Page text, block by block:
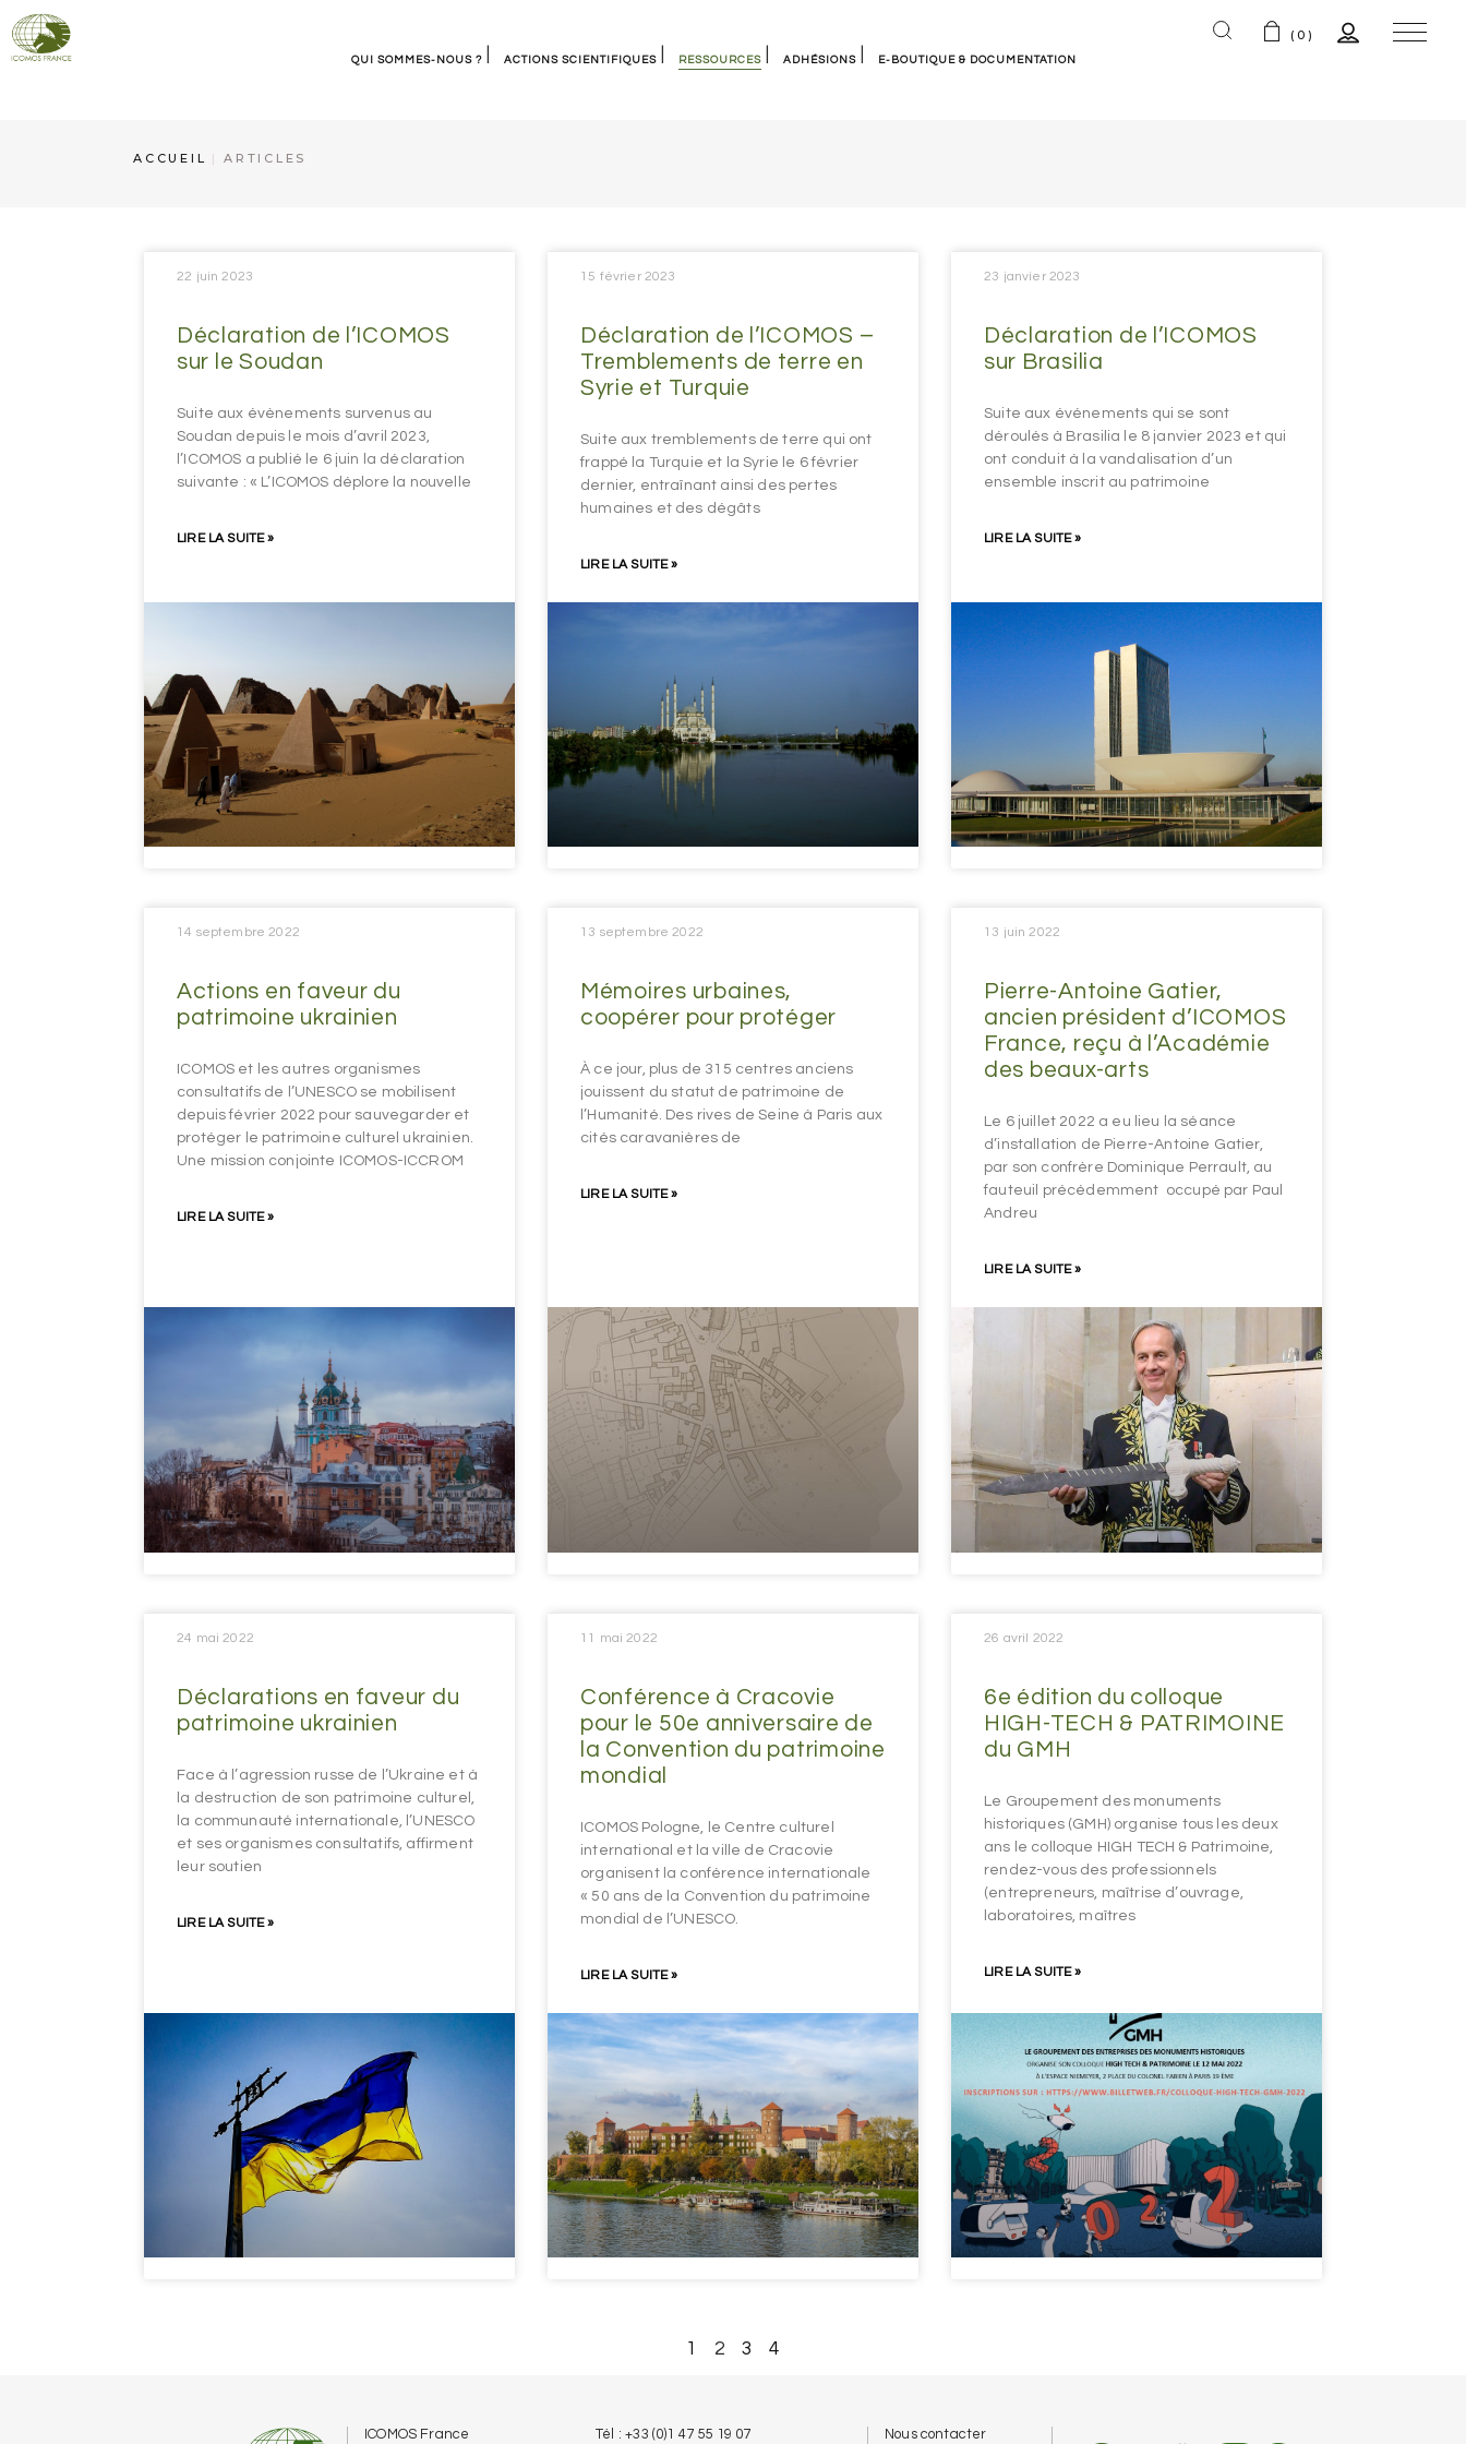
QUI SOMMES-NOUS ? ACTIONS SCIENTIFIQUES RESSOURCES
Articles
ADHÉSIONS E-BOUTIQUE & DOCUMENTATION
(0)
ACCUEIL ARTICLES
Déclaration de l’ICOMOS
sur le Soudan
Suite aux évènements survenus au
Soudan depuis le mois d’avril 2023,
l’ICOMOS a publié le 6 juin la déclaration
suivante : « L’ICOMOS déplore la nouvelle
LIRE LA SUITE »
22 juin 2023
Déclaration de l’ICOMOS –
Tremblements de terre en
Syrie et Turquie
Suite aux tremblements de terre qui ont
frappé la Turquie et la Syrie le 6 février
dernier, entraînant ainsi des pertes
humaines et des dégâts
LIRE LA SUITE »
15 février 2023
Déclaration de l’ICOMOS
sur Brasilia
Suite aux événements qui se sont
déroulés à Brasilia le 8 janvier 2023 et qui
ont conduit à la vandalisation d’un
ensemble inscrit au patrimoine
LIRE LA SUITE »
23 janvier 2023
Actions en faveur du
patrimoine ukrainien
ICOMOS et les autres organismes
consultatifs de l’UNESCO se mobilisent
depuis février 2022 pour sauvegarder et
protéger le patrimoine culturel ukrainien.
Une mission conjointe ICOMOS-ICCROM
LIRE LA SUITE »
14 septembre 2022
Mémoires urbaines,
coopérer pour protéger
À ce jour, plus de 315 centres anciens
jouissent du statut de patrimoine de
l’Humanité. Des rives de Seine à Paris aux
cités caravanières de
LIRE LA SUITE »
13 septembre 2022
Pierre-Antoine Gatier,
ancien président d’ICOMOS
France, reçu à l’Académie
des beaux-arts
Le 6 juillet 2022 a eu lieu la séance
d’installation de Pierre-Antoine Gatier,
par son confrère Dominique Perrault, au
fauteuil précédemment occupé par Paul
Andreu
LIRE LA SUITE »
13 juin 2022
Déclarations en faveur du
patrimoine ukrainien
Face à l’agression russe de l’Ukraine et à
la destruction de son patrimoine culturel,
la communauté internationale, l’UNESCO
et ses organismes consultatifs, affirment
leur soutien
LIRE LA SUITE »
24 mai 2022
Conférence à Cracovie
pour le 50e anniversaire de
la Convention du patrimoine
mondial
ICOMOS Pologne, le Centre culturel
international et la ville de Cracovie
organisent la conférence internationale
« 50 ans de la Convention du patrimoine
mondial de l’UNESCO.
LIRE LA SUITE »
11 mai 2022
6e édition du colloque
HIGH-TECH & PATRIMOINE
du GMH
Le Groupement des monuments
historiques (GMH) organise tous les deux
ans le colloque HIGH TECH & Patrimoine,
rendez-vous des professionnels
(entrepreneurs, maîtrise d’ouvrage,
laboratoires, maîtres
LIRE LA SUITE »
26 avril 2022
1 2 3 4
ICOMOS France Tél : +33 (0)1 47 55 19 07 Nous contacter